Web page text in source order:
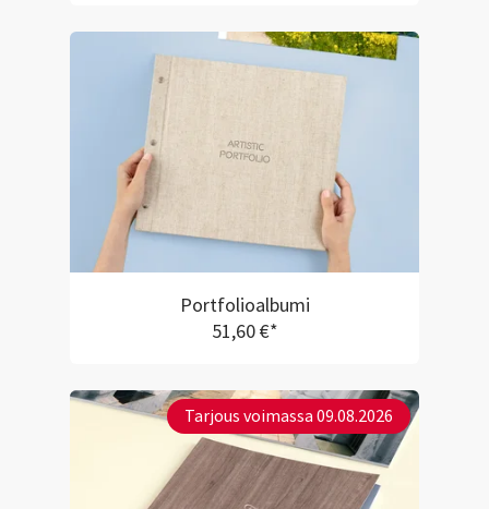
Portfolioalbumi
51,60 €*
Tarjous voimassa 09.08.2026